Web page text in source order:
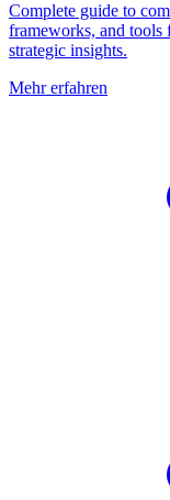
Complete guide to
frameworks, and tools
strategic insights.
Mehr erfahren